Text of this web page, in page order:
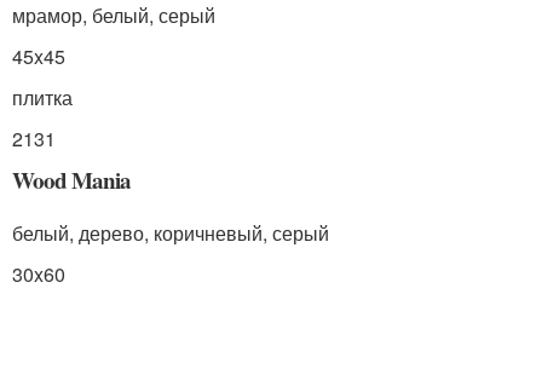
мрамор, белый, серый
45x45
плитка
2131
Wood Mania
белый, дерево, коричневый, серый
30x60